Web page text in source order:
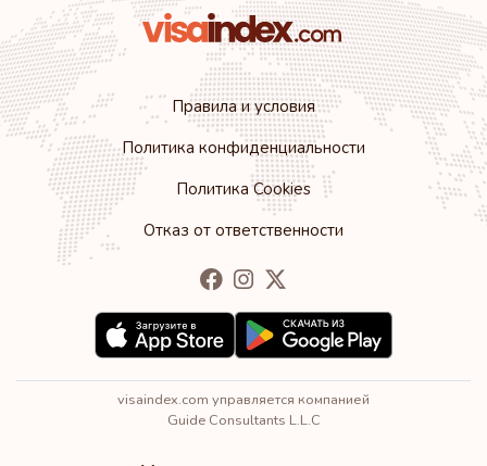
Правила и условия
Политика конфиденциальности
Политика Cookies
Отказ от ответственности
visaindex.com управляется компанией
Guide Consultants L.L.C